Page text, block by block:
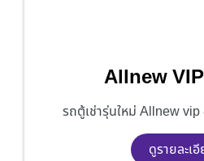
Allnew
รถตู้เช่ารุ่นใหม่ Allnew
ดูรายละเ